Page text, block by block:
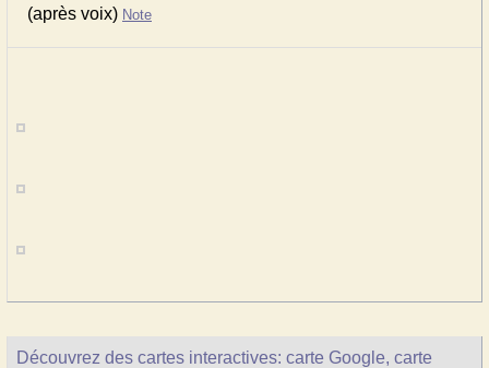
(après voix) Note
Découvrez des cartes interactives: carte Google, carte